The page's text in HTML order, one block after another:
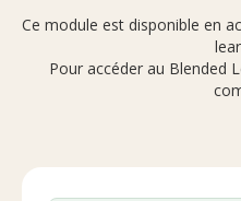
Ce module est disponible en
Pour accéder au Blended